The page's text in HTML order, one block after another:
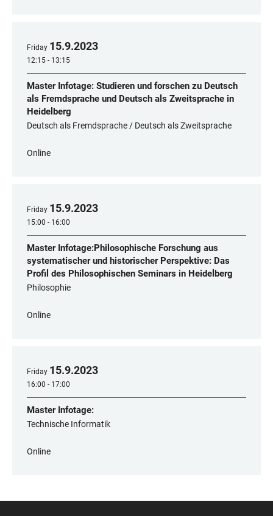
Friday 15.9.2023
12:15 - 13:15
Master Infotage: Studieren und forschen zu Deutsch
als Fremdsprache und Deutsch als Zweitsprache in
Heidelberg
Deutsch als Fremdsprache / Deutsch als Zweitsprache
Online
Friday 15.9.2023
15:00 - 16:00
Master Infotage:Philosophische Forschung aus
systematischer und historischer Perspektive: Das
Profil des Philosophischen Seminars in Heidelberg
Philosophie
Online
Friday 15.9.2023
16:00 - 17:00
Master Infotage:
Technische Informatik
Online